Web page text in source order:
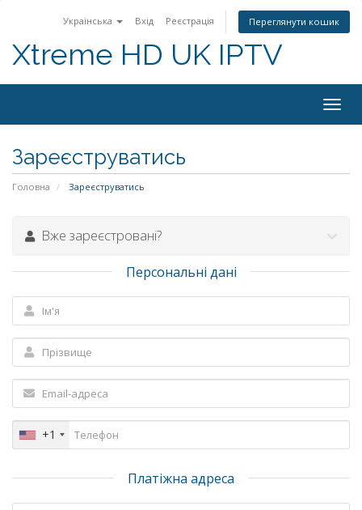
Українська Вхід Реєстрація Переглянути кошик
Xtreme HD UK IPTV
Зареєструватись
Головна Зареєструватись
Вже зареєстровані?
Персональні дані
+1
Платіжна адреса